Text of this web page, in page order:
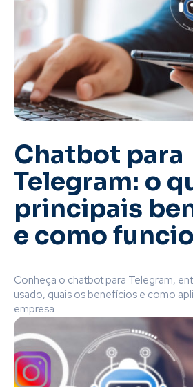
Chatbot para
Telegram: o
principais
e como
Conheça o chatbot para Telegram,
usado, quais os benefícios e como
empresa.